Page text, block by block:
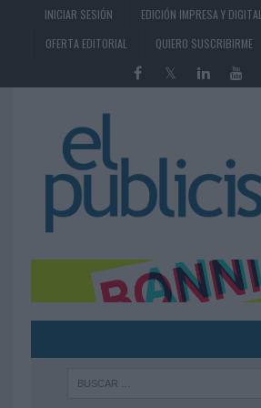
INICIAR SESIÓN EDICIÓN IMPRESA Y DIGITAL
OFERTA EDITORIAL
QUIERO SUSCRIBIRME